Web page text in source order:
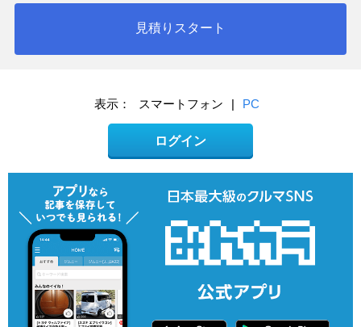
見積りスタート
表示： スマートフォン | PC
ログイン